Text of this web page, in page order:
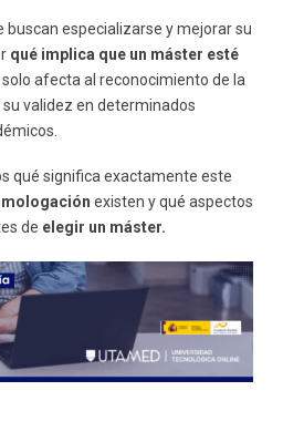
en psicología
y diferenciación profesional
en la formación especializada
un máster
objetivos profesionales
criterio para crecer
buscan especializarse y mejorar su
qué implica que un máster esté
solo afecta al reconocimiento de la
validez en determinados
qué significa exactamente este
existen y qué aspectos
de elegir un máster.